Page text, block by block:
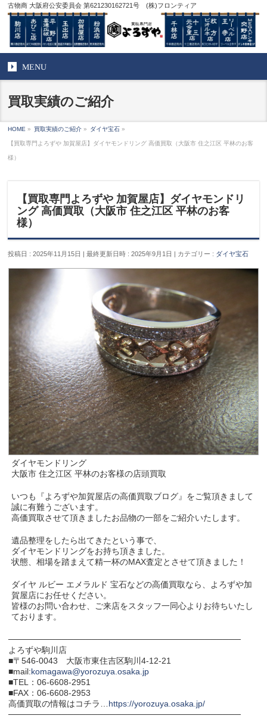
古物商 大阪府公安委員会 第621230162721号 (株)フロンティア
MENU
買取実績のご紹介
HOME » 買取実績のご紹介 » ダイヤ宝石 »
【買取専門よろずや 加賀屋店】ダイヤモンドリング 高価買取（大阪市 住之江区 平林のお客
様）
【買取専門よろずや 加賀屋店】ダイヤモンドリ
ング 高価買取（大阪市 住之江区 平林のお客
様）
投稿日 : 2025年11月15日 最終更新日時 : 2025年9月1日 カテゴリー : ダイヤ宝石
ダイヤモンドリング
大阪市 住之江区 平林のお客様の店頭買取
いつも『よろずや加賀屋店の高価買取ブログ』をご覧頂きまして
誠に有難うございます。
高価買取させて頂きましたお品物の一部をご紹介いたします。
遺品整理をしたら出てきたという事で、
ダイヤモンドリングをお持ち頂きました。
状態、相場を踏まえて精一杯のMAX査定とさせて頂きました！
ダイヤ ルビー エメラルド 宝石などの高価買取なら、よろずや加
賀屋店にお任せください。
皆様のお問い合わせ、ご来店をスタッフ一同心よりお待ちいたし
ております。
───────────────────────────────────────
よろずや駒川店
■〒546-0043 大阪市東住吉区駒川4-12-21
■mail:komagawa@yorozuya.osaka.jp
■TEL：06-6608-2951
■FAX：06-6608-2953
高価買取の情報はコチラ…https://yorozuya.osaka.jp/
───────────────────────────────────────